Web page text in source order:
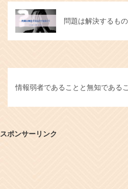
問題は解決するも
情報弱者であることと無知である
スポンサーリンク